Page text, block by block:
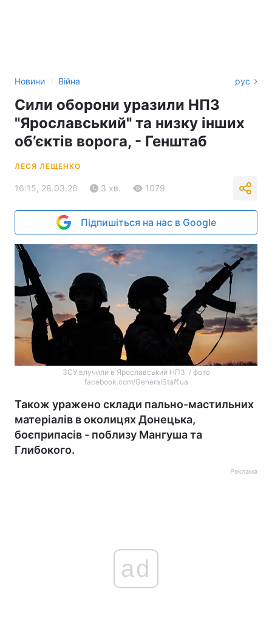
Новини › Війна рус
Сили оборони уразили НПЗ
"Ярославський" та низку інших
об’єктів ворога, - Генштаб
ЛЕСЯ ЛЕЩЕНКО
16:15, 28.03.26 3 хв. 1079
Підпишіться на нас в Google
ЗСУ влучили в Ярославський НПЗ / фото
facebook.com/GeneralStaff.ua
Також уражено склади пально-мастильних
матеріалів в околицях Донецька,
боєприпасів - поблизу Мангуша та
Глибокого.
Реклама
ad